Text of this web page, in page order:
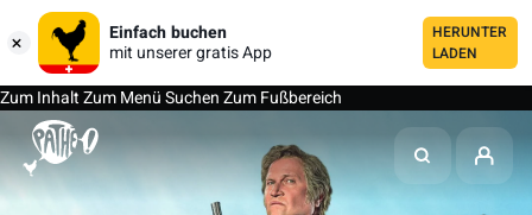
Einfach buchen
mit unserer gratis App
HERUNTER
LADEN
Zum InhaltZum MenüSuchenZum Fußbereich